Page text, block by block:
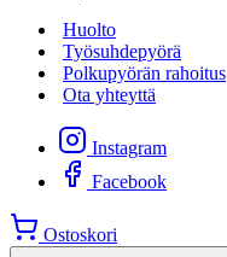
Huolto
Työsuhdepyörä
Polkupyörän rahoitus
Ota yhteyttä
Instagram
Facebook
Ostoskori